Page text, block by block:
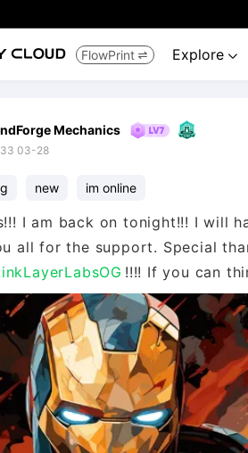
FlowPrint  Explore 
Mechanics
03-28
new im online
I am back on tonight!!! I will
all for the support. Special
!!!! If you can